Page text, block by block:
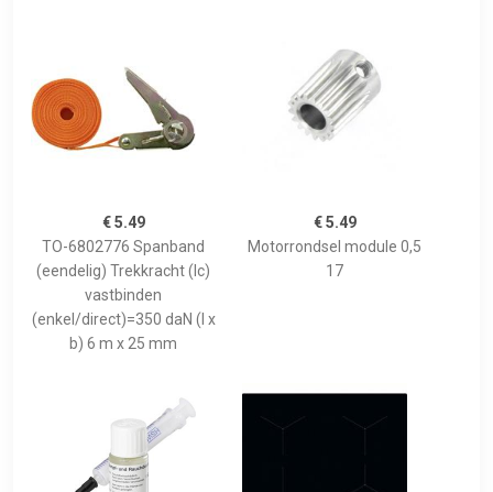
€ 5.49
TO-6802776 Spanband
(eendelig) Trekkracht (lc)
vastbinden
(enkel/direct)=350 daN (l x
b) 6 m x 25 mm
€ 5.49
Motorrondsel module 0,5
17